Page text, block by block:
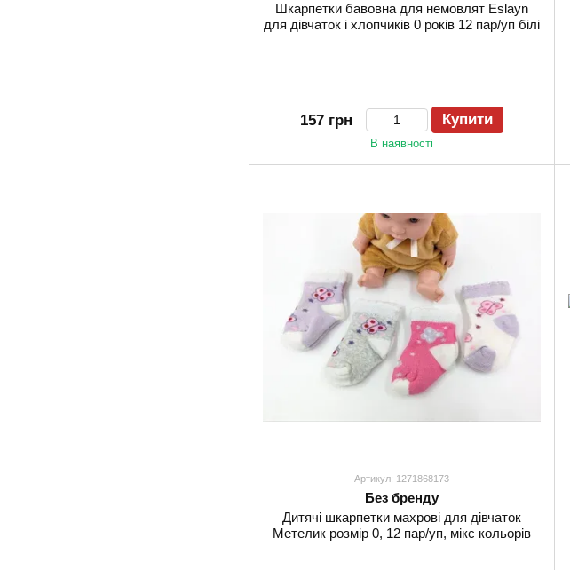
Шкарпетки бавовна для немовлят Eslayn
для дівчаток і хлопчиків 0 років 12 пар/уп білі
157 грн Купити
В наявності
Артикул: 1271868173
Без бренду
Дитячі шкарпетки махрові для дівчаток
Метелик розмір 0, 12 пар/уп, мікс кольорів